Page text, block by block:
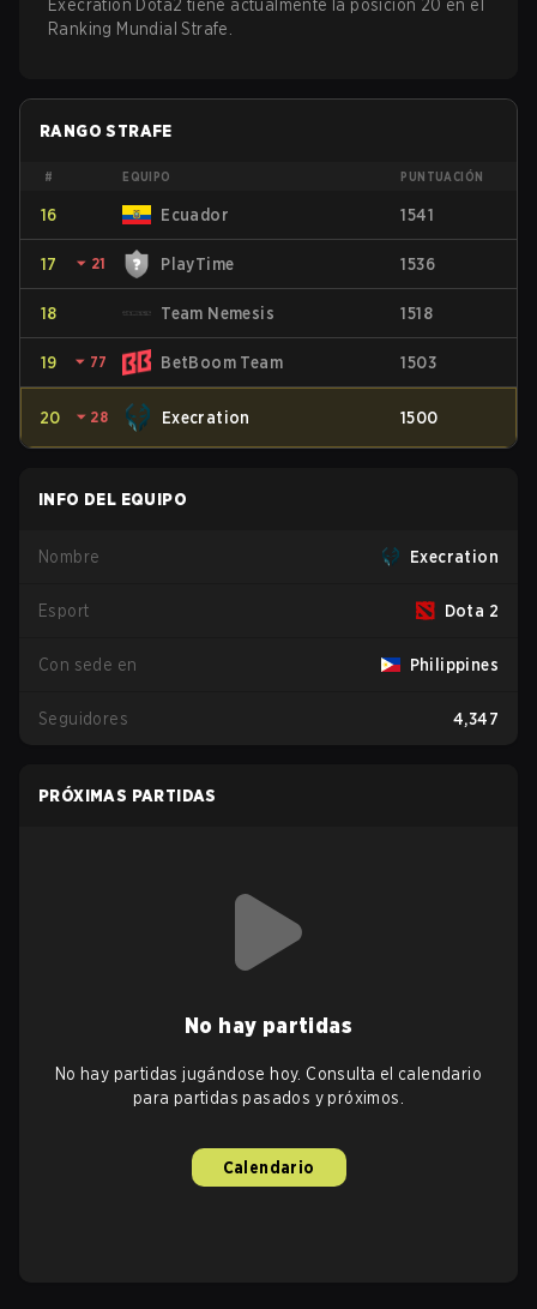
Execration Dota2 tiene actualmente la posición 20 en el
Ranking Mundial Strafe.
RANGO STRAFE
# EQUIPO PUNTUACIÓN
16 Ecuador 1541
17 ⏷ 21 PlayTime 1536
18 Team Nemesis 1518
19 ⏷ 77 BetBoom Team 1503
20 ⏷ 28 Execration 1500
INFO DEL EQUIPO
Nombre Execration
Esport Dota 2
Con sede en Philippines
Seguidores 4,347
PRÓXIMAS PARTIDAS
No hay partidas
No hay partidas jugándose hoy. Consulta el calendario
para partidas pasados y próximos.
Calendario